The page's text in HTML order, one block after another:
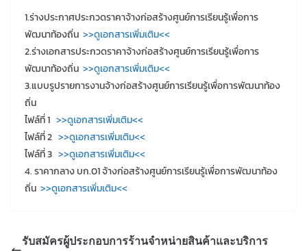
1.ร่างประกาศประกวดราคาจ้างก่อสร้างศูนย์การเรียนรู้เพื่อการ
พัฒนาท้องถิ่น >>ดูเอกสารเพิ่มเติม<<
2.ร่างเอกสารประกวดราคาจ้างก่อสร้างศูนย์การเรียนรู้เพื่อการ
พัฒนาท้องถิ่น >>ดูเอกสารเพิ่มเติม<<
3.แบบรูปรายการงานจ้างก่อสร้างศูนย์การเรียนรู้เพื่อการพัฒนาท้อง
ถิ่น
ไฟล์ที่ 1 >>ดูเอกสารเพิ่มเติม<<
ไฟล์ที่ 2 >>ดูเอกสารเพิ่มเติม<<
ไฟล์ที่ 3 >>ดูเอกสารเพิ่มเติม<<
4. ราคากลาง บก.01 จ้างก่อสร้างศูนย์การเรียนรู้เพื่อการพัฒนาท้อง
ถิ่น >>ดูเอกสารเพิ่มเติม<<
รับสมัครผู้ประกอบการร้านจำหน่ายสินค้าและบริการ